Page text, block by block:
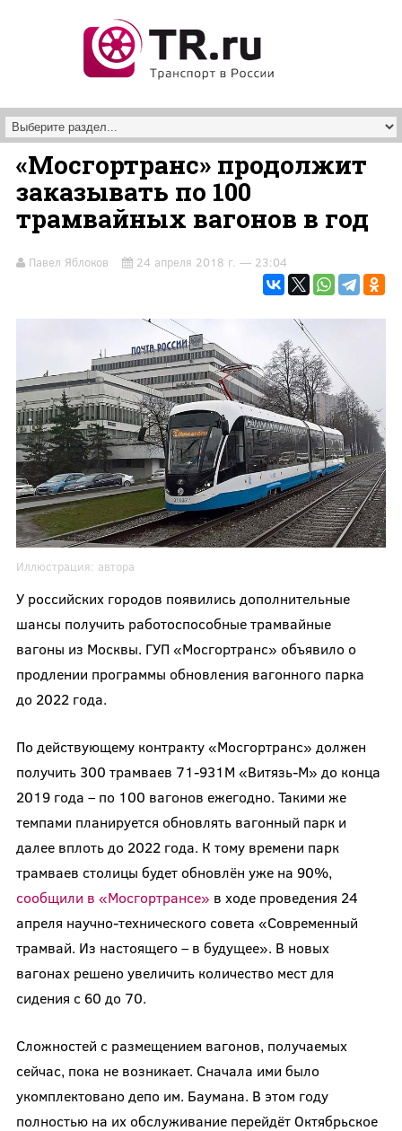
«Мосгортранс» продолжит
заказывать по 100
трамвайных вагонов в год
Павел Яблоков 24 апреля 2018 г. — 23:04
Иллюстрация: автора
У российских городов появились дополнительные
шансы получить работоспособные трамвайные
вагоны из Москвы. ГУП «Мосгортранс» объявило о
продлении программы обновления вагонного парка
до 2022 года.
По действующему контракту «Мосгортранс» должен
получить 300 трамваев 71-931М «Витязь-М» до конца
2019 года – по 100 вагонов ежегодно. Такими же
темпами планируется обновлять вагонный парк и
далее вплоть до 2022 года. К тому времени парк
трамваев столицы будет обновлён уже на 90%,
сообщили в «Мосгортрансе» в ходе проведения 24
апреля научно-технического совета «Современный
трамвай. Из настоящего – в будущее». В новых
вагонах решено увеличить количество мест для
сидения с 60 до 70.
Сложностей с размещением вагонов, получаемых
сейчас, пока не возникает. Сначала ими было
укомплектовано депо им. Баумана. В этом году
полностью на их обслуживание перейдёт Октябрьское